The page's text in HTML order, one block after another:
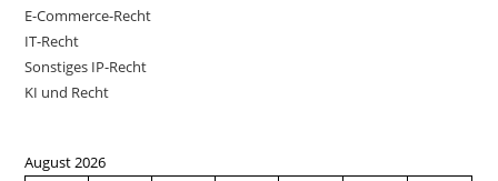
E-Commerce-Recht
IT-Recht
Sonstiges IP-Recht
KI und Recht
August 2026